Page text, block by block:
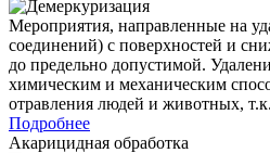
Мероприятия, направленные на
соединений) с поверхностей и
до предельно допустимой.
химическим и механическим
отравления людей и животных,
Подробнее
Акарицидная обработка